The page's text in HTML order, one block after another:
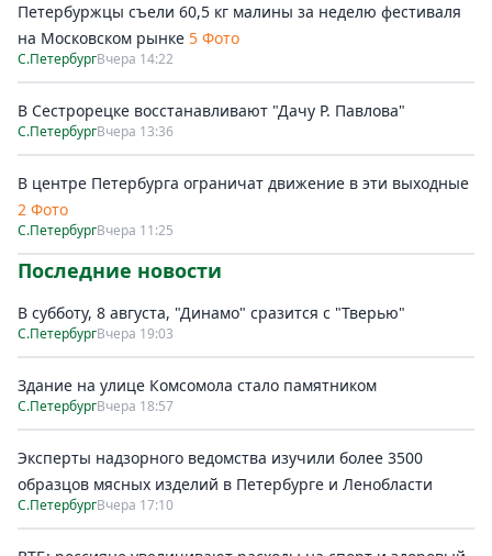
Петербуржцы съели 60,5 кг малины за неделю фестиваля
на Московском рынке 5 Фото
С.ПетербургВчера 14:22
В Сестрорецке восстанавливают "Дачу Р. Павлова"
С.ПетербургВчера 13:36
В центре Петербурга ограничат движение в эти выходные
2 Фото
С.ПетербургВчера 11:25
Последние новости
В субботу, 8 августа, "Динамо" сразится с "Тверью"
С.ПетербургВчера 19:03
Здание на улице Комсомола стало памятником
С.ПетербургВчера 18:57
Эксперты надзорного ведомства изучили более 3500
образцов мясных изделий в Петербурге и Ленобласти
С.ПетербургВчера 17:10